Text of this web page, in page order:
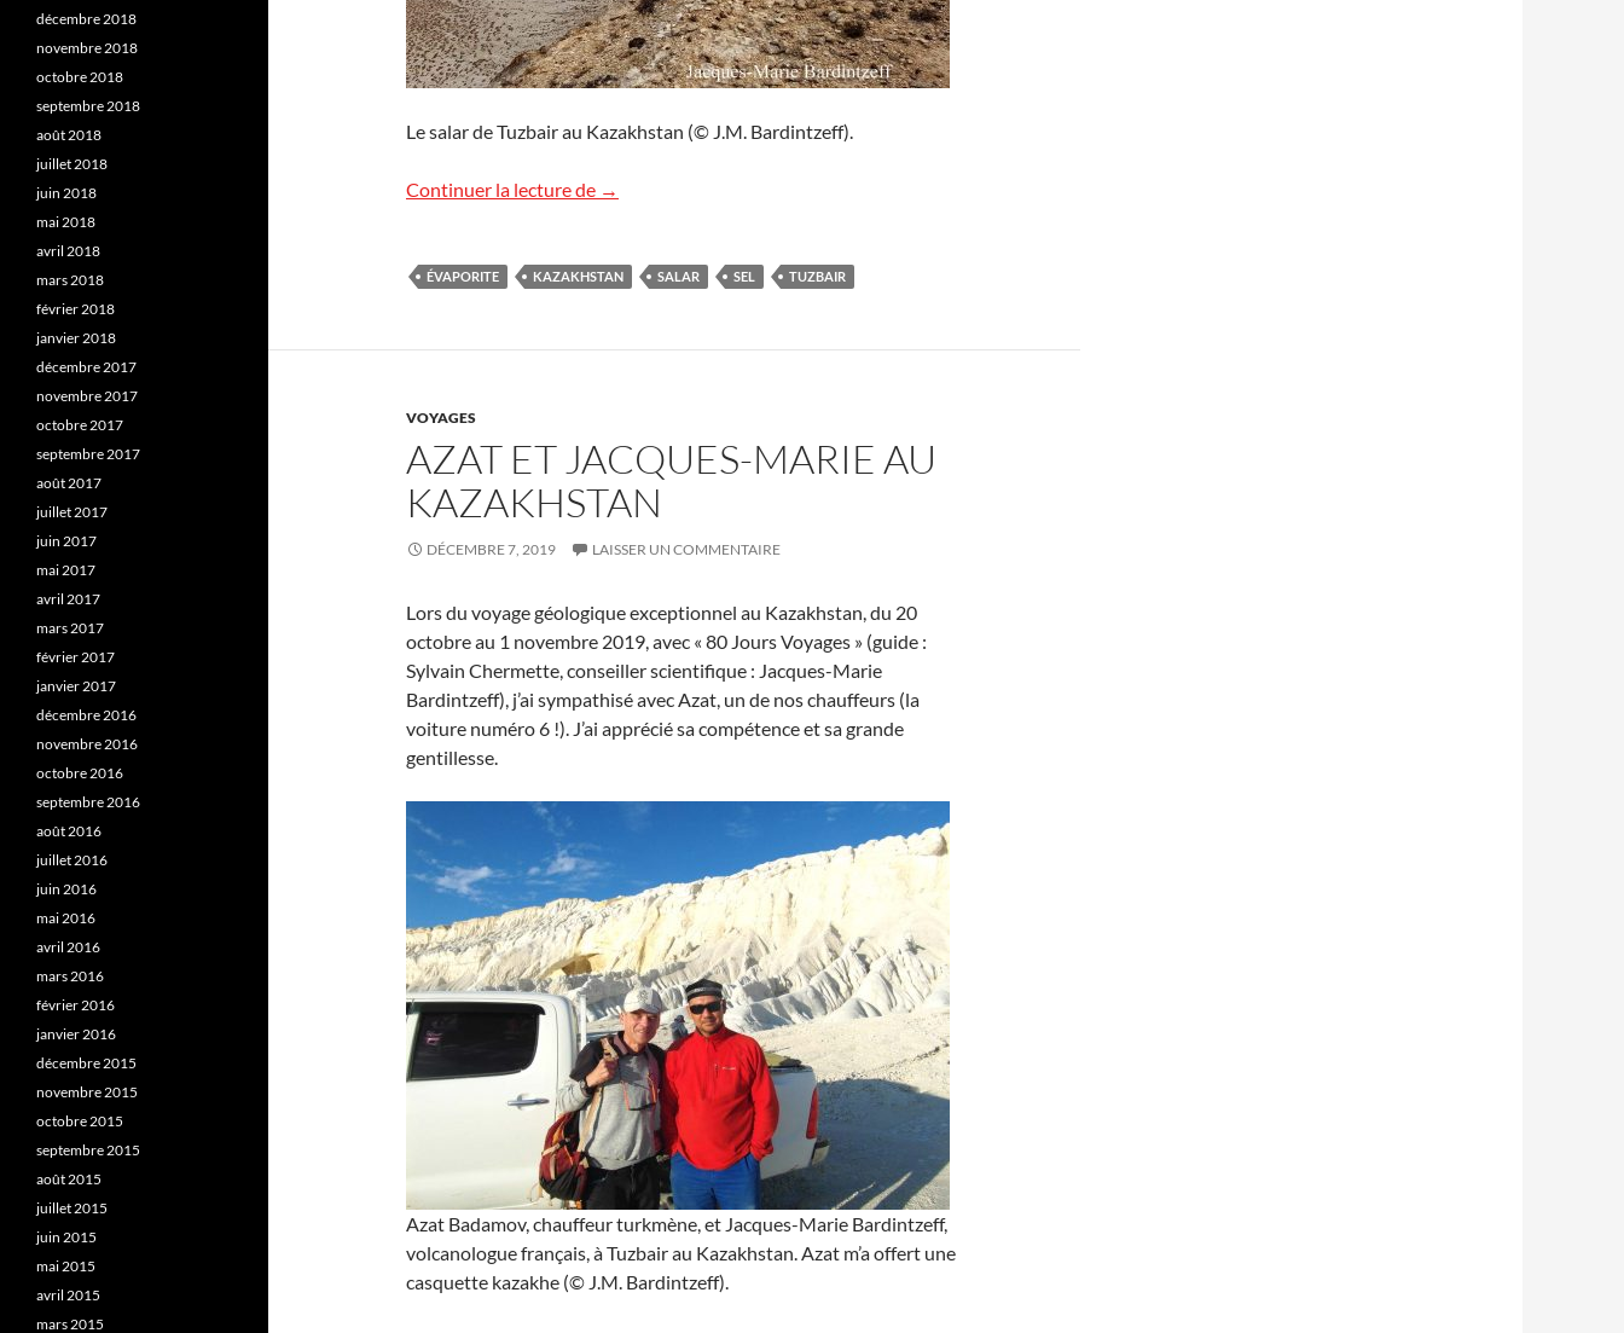
Le salar de Tuzbair au Kazakhstan (© J.M. Bardintzeff).
Continuer la lecture de Le salar de Tuzbair, Kazakhstan
→
ÉVAPORITE KAZAKHSTAN SALAR SEL TUZBAIR
VOYAGES
AZAT ET JACQUES-MARIE AU
KAZAKHSTAN
DÉCEMBRE 7, 2019 LAISSER UN COMMENTAIRE
Lors du voyage géologique exceptionnel au Kazakhstan, du 20
octobre au 1 novembre 2019, avec « 80 Jours Voyages » (guide :
Sylvain Chermette, conseiller scientifique : Jacques-Marie
Bardintzeff), j’ai sympathisé avec Azat, un de nos chauffeurs (la
voiture numéro 6 !). J’ai apprécié sa compétence et sa grande
gentillesse.
Azat Badamov, chauffeur turkmène, et Jacques-Marie Bardintzeff,
volcanologue français, à Tuzbair au Kazakhstan. Azat m’a offert une
casquette kazakhe (© J.M. Bardintzeff).
décembre 2018
novembre 2018
octobre 2018
septembre 2018
août 2018
juillet 2018
juin 2018
mai 2018
avril 2018
mars 2018
février 2018
janvier 2018
décembre 2017
novembre 2017
octobre 2017
septembre 2017
août 2017
juillet 2017
juin 2017
mai 2017
avril 2017
mars 2017
février 2017
janvier 2017
décembre 2016
novembre 2016
octobre 2016
septembre 2016
août 2016
juillet 2016
juin 2016
mai 2016
avril 2016
mars 2016
février 2016
janvier 2016
décembre 2015
novembre 2015
octobre 2015
septembre 2015
août 2015
juillet 2015
juin 2015
mai 2015
avril 2015
mars 2015